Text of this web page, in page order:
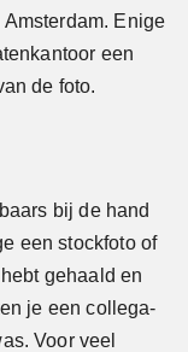
Enige
een
de foto.
bij de hand
een stockfoto of
gehaald en
je een collega-
Voor veel